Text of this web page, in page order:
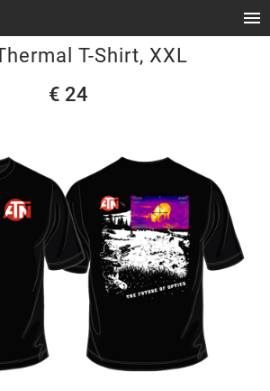
T-Shirt, XXL
€ 24